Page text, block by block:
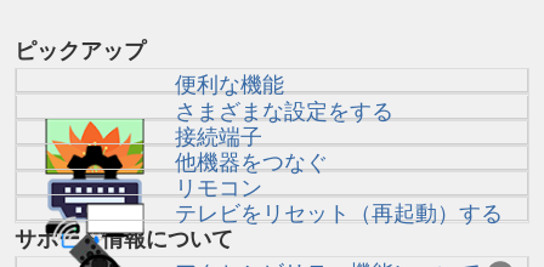
ピックアップ
便利な機能
さまざまな設定をする
接続端子
他機器をつなぐ
リモコン
テレビをリセット（再起動）する
サポート情報について